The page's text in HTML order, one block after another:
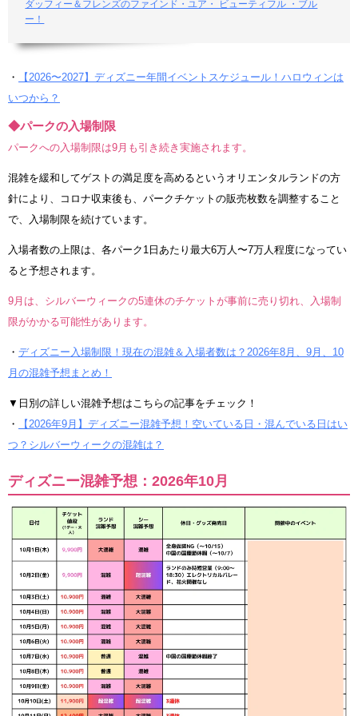
ダッフィー＆フレンズのファインド・ユア・ ビューティフル ・ブル
ー！
・
【2026〜2027】ディズニー年間イベントスケジュール！ハロウィンは
いつから？
◆パークの入場制限
パークへの入場制限は9月も引き続き実施されます。
混雑を緩和してゲストの満足度を高めるというオリエンタルランドの方
針により、コロナ収束後も、パークチケットの販売枚数を調整すること
で、入場制限を続けています。
入場者数の上限は、各パーク1日あたり最大6万人〜7万人程度になってい
ると予想されます。
9月は、シルバーウィークの5連休のチケットが事前に売り切れ、入場制
限がかかる可能性があります。
・ ディズニー入場制限！現在の混雑＆入場者数は？2026年8月、9月、10
月の混雑予想まとめ！
▼日別の詳しい混雑予想はこちらの記事をチェック！
・
【2026年9月】ディズニー混雑予想！空いている日・混んでいる日はい
つ？シルバーウィークの混雑は？
ディズニー混雑予想：2026年10月